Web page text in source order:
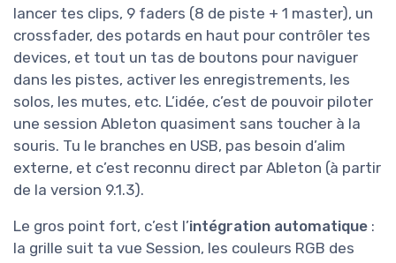
lancer tes clips, 9 faders (8 de piste + 1 master), un
crossfader, des potards en haut pour contrôler tes
devices, et tout un tas de boutons pour naviguer
dans les pistes, activer les enregistrements, les
solos, les mutes, etc. L’idée, c’est de pouvoir piloter
une session Ableton quasiment sans toucher à la
souris. Tu le branches en USB, pas besoin d’alim
externe, et c’est reconnu direct par Ableton (à partir
de la version 9.1.3).
Le gros point fort, c’est l’intégration automatique :
la grille suit ta vue Session, les couleurs RGB des